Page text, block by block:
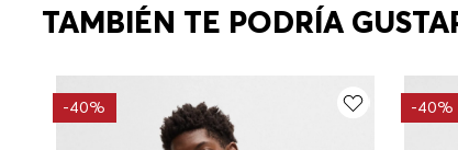
TAMBIÉN TE PODRÍA
-40% -40%